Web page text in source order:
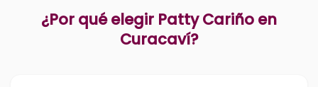
¿Por qué elegir Patty Cariño en
Curacaví?